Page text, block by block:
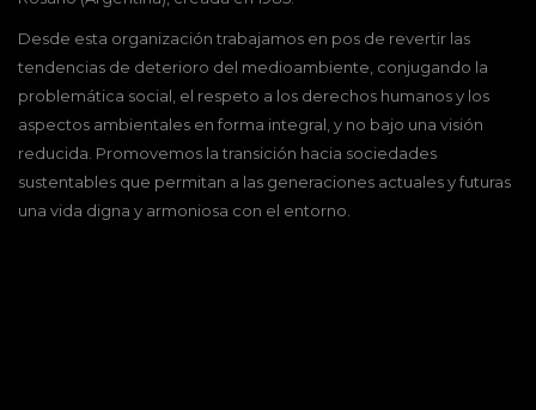
Desde esta organización trabajamos en pos de revertir las
tendencias de deterioro del medioambiente, conjugando la
problemática social, el respeto a los derechos humanos y los
aspectos ambientales en forma integral, y no bajo una visión
reducida. Promovemos la transición hacia sociedades
sustentables que permitan a las generaciones actuales y futuras
una vida digna y armoniosa con el entorno.